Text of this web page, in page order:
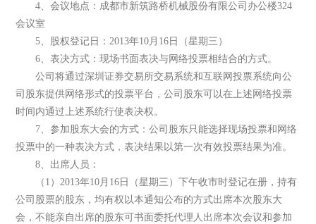
4、会议地点：成都市新筑路桥机械股份有限公司办公楼324
会议室
5、股权登记日：2013年10月16日（星期三）
6、表决方式：现场书面表决与网络投票相结合的方式。
公司将通过深圳证券交易所交易系统和互联网投票系统向公
司股东提供网络形式的投票平台，公司股东可以在上述网络投票
时间内通过上述系统行使表决权。
7、参加股东大会的方式：公司股东只能选择现场投票和网络
投票中的一种表决方式，表决结果以第一次有效投票结果为准。
8、出席人员：
（1）2013年10月16日（星期三）下午收市时登记在册，持有
公司股票的股东，均有权以本通知公布的方式出席本次股东大
会，不能亲自出席的股东可书面委托代理人出席本次会议和参加